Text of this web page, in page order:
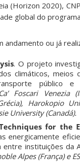
(Horizon 2020),
global do
andamento ou já
. O projeto
climáticos, meios
público e
Foscari Venezia
Harokopio
University (Canadá).
for the
energicamente
instituições da
Alpes (França) e